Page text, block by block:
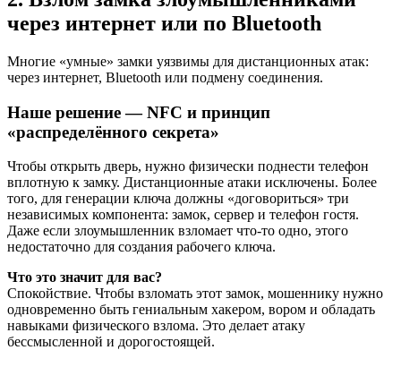
через интернет или по Bluetooth
Многие «умные» замки уязвимы для дистанционных атак:
через интернет, Bluetooth или подмену соединения.
Наше решение — NFC и принцип
«распределённого секрета»
Чтобы открыть дверь, нужно физически поднести телефон
вплотную к замку. Дистанционные атаки исключены. Более
того, для генерации ключа должны «договориться» три
независимых компонента: замок, сервер и телефон гостя.
Даже если злоумышленник взломает что-то одно, этого
недостаточно для создания рабочего ключа.
Что это значит для вас?
Спокойствие. Чтобы взломать этот замок, мошеннику нужно
одновременно быть гениальным хакером, вором и обладать
навыками физического взлома. Это делает атаку
бессмысленной и дорогостоящей.